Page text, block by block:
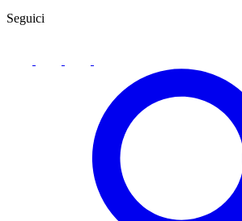
Seguici